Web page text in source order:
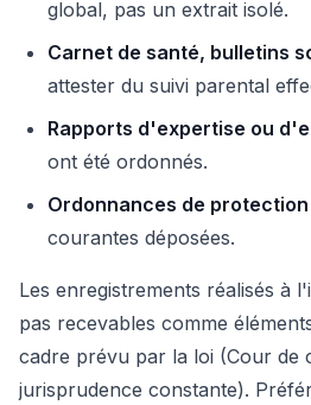
global, pas un extrait isolé.
Carnet de santé, bulletins
attester du suivi parental
Rapports d'expertise ou
ont été ordonnés.
Ordonnances de
courantes déposées.
Les enregistrements réalisés à
pas recevables comme
cadre prévu par la loi (Cour de
jurisprudence constante).